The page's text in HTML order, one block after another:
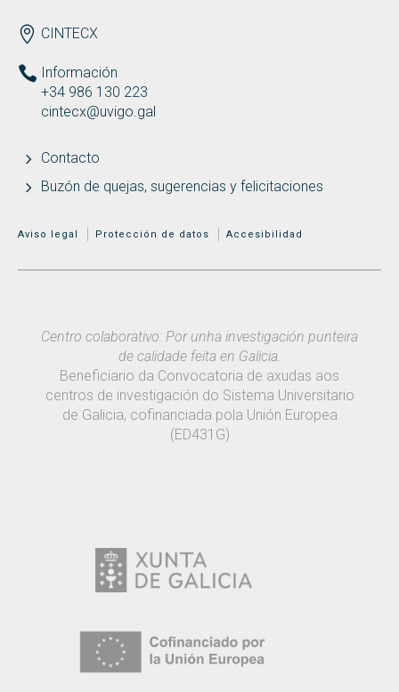
ENDEREZO ES
CINTECX
Información
+34 986 130 223
cintecx@uvigo.gal
Contacto
Buzón de quejas, sugerencias y felicitaciones
MENÚ ADICIONAL
Aviso legal Protección de datos Accesibilidad
Centro colaborativo: Por unha investigación punteira
de calidade feita en Galicia.
Beneficiario da Convocatoria de axudas aos
centros de investigación do Sistema Universitario
de Galicia, cofinanciada pola Unión Europea
(ED431G)